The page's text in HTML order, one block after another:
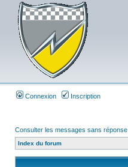
Connexion Inscription
Consulter les messages sans réponse
Index du forum